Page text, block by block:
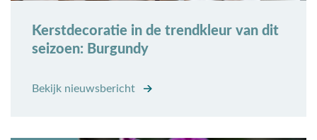
Kerstdecoratie in de trendkleur van dit
seizoen: Burgundy
Bekijk nieuwsbericht